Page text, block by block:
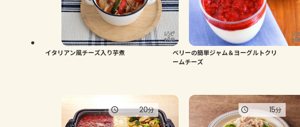
イタリアン風チーズ入り芋煮
ベリーの簡単ジャム＆ヨーグルトクリ
ームチーズ
20分 15分